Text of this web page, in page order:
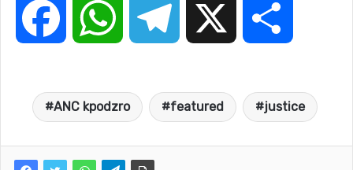
c a l r
ANC kpodzro featured justice